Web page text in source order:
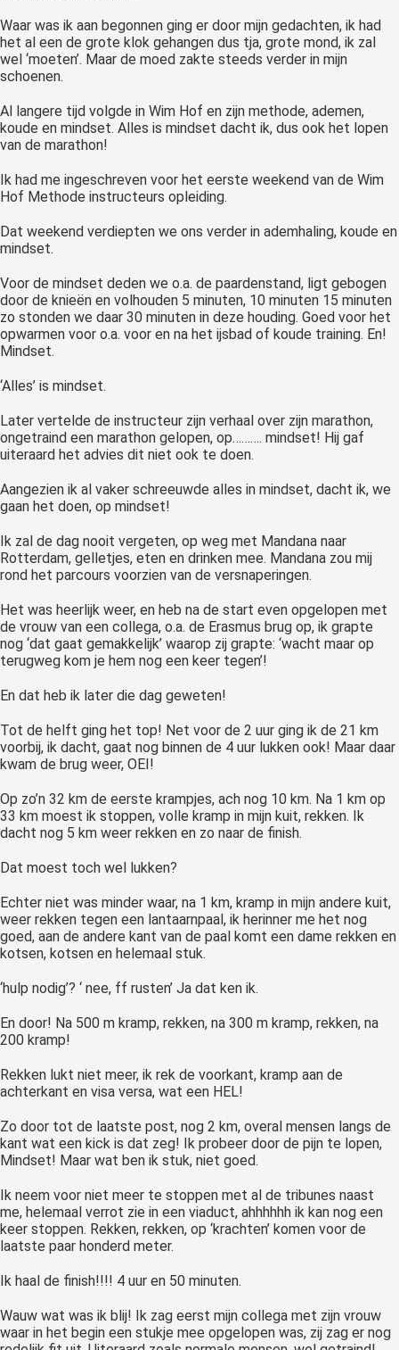
Waar was ik aan begonnen ging er door mijn gedachten, ik had
het al een de grote klok gehangen dus tja, grote mond, ik zal
wel ‘moeten’. Maar de moed zakte steeds verder in mijn
schoenen.
Al langere tijd volgde in Wim Hof en zijn methode, ademen,
koude en mindset. Alles is mindset dacht ik, dus ook het lopen
van de marathon!
Ik had me ingeschreven voor het eerste weekend van de Wim
Hof Methode instructeurs opleiding.
Dat weekend verdiepten we ons verder in ademhaling, koude en
mindset.
Voor de mindset deden we o.a. de paardenstand, ligt gebogen
door de knieën en volhouden 5 minuten, 10 minuten 15 minuten
zo stonden we daar 30 minuten in deze houding. Goed voor het
opwarmen voor o.a. voor en na het ijsbad of koude training. En!
Mindset.
‘Alles’ is mindset.
Later vertelde de instructeur zijn verhaal over zijn marathon,
ongetraind een marathon gelopen, op………. mindset! Hij gaf
uiteraard het advies dit niet ook te doen.
Aangezien ik al vaker schreeuwde alles in mindset, dacht ik, we
gaan het doen, op mindset!
Ik zal de dag nooit vergeten, op weg met Mandana naar
Rotterdam, gelletjes, eten en drinken mee. Mandana zou mij
rond het parcours voorzien van de versnaperingen.
Het was heerlijk weer, en heb na de start even opgelopen met
de vrouw van een collega, o.a. de Erasmus brug op, ik grapte
nog ‘dat gaat gemakkelijk’ waarop zij grapte: ‘wacht maar op
terugweg kom je hem nog een keer tegen’!
En dat heb ik later die dag geweten!
Tot de helft ging het top! Net voor de 2 uur ging ik de 21 km
voorbij, ik dacht, gaat nog binnen de 4 uur lukken ook! Maar daar
kwam de brug weer, OEI!
Op zo’n 32 km de eerste krampjes, ach nog 10 km. Na 1 km op
33 km moest ik stoppen, volle kramp in mijn kuit, rekken. Ik
dacht nog 5 km weer rekken en zo naar de finish.
Dat moest toch wel lukken?
Echter niet was minder waar, na 1 km, kramp in mijn andere kuit,
weer rekken tegen een lantaarnpaal, ik herinner me het nog
goed, aan de andere kant van de paal komt een dame rekken en
kotsen, kotsen en helemaal stuk.
‘hulp nodig’? ‘ nee, ff rusten’ Ja dat ken ik.
En door! Na 500 m kramp, rekken, na 300 m kramp, rekken, na
200 kramp!
Rekken lukt niet meer, ik rek de voorkant, kramp aan de
achterkant en visa versa, wat een HEL!
Zo door tot de laatste post, nog 2 km, overal mensen langs de
kant wat een kick is dat zeg! Ik probeer door de pijn te lopen,
Mindset! Maar wat ben ik stuk, niet goed.
Ik neem voor niet meer te stoppen met al de tribunes naast
me, helemaal verrot zie in een viaduct, ahhhhhh ik kan nog een
keer stoppen. Rekken, rekken, op ‘krachten’ komen voor de
laatste paar honderd meter.
Ik haal de finish!!!! 4 uur en 50 minuten.
Wauw wat was ik blij! Ik zag eerst mijn collega met zijn vrouw
waar in het begin een stukje mee opgelopen was, zij zag er nog